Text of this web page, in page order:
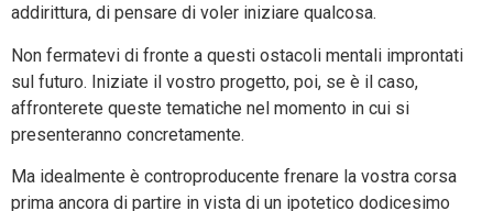
addirittura, di pensare di voler iniziare qualcosa.
Non fermatevi di fronte a questi ostacoli mentali improntati
sul futuro. Iniziate il vostro progetto, poi, se è il caso,
affronterete queste tematiche nel momento in cui si
presenteranno concretamente.
Ma idealmente è controproducente frenare la vostra corsa
prima ancora di partire in vista di un ipotetico dodicesimo